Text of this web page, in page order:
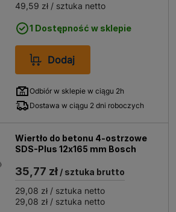
49,59 zł / sztuka netto
1 Dostępność w sklepie
Dodaj
Odbiór w sklepie w ciągu 2h
Dostawa w ciągu 2 dni roboczych
Wiertło do betonu 4-ostrzowe
SDS-Plus 12x165 mm Bosch
35,77 zł / sztuka brutto
29,08 zł / sztuka netto
29,08 zł / sztuka netto